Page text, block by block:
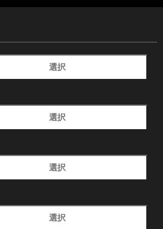
選択
選択
選択
選択